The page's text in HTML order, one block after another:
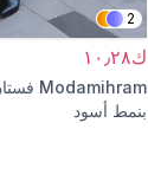
2
ك١٠٫٢٨
Modamihram
بنمط أسود